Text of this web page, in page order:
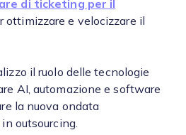
di ticketing per il
ottimizzare e velocizzare il
il ruolo delle tecnologie
AI, automazione e software
la nuova ondata
outsourcing.